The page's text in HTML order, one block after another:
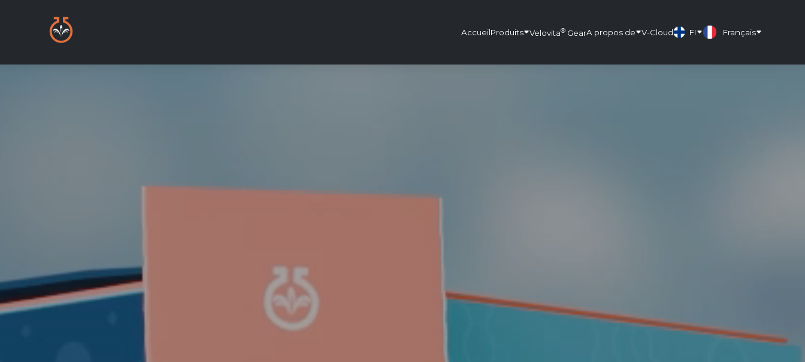
AccueilProduits Velovita® GearA propos de V-Cloud FI Français